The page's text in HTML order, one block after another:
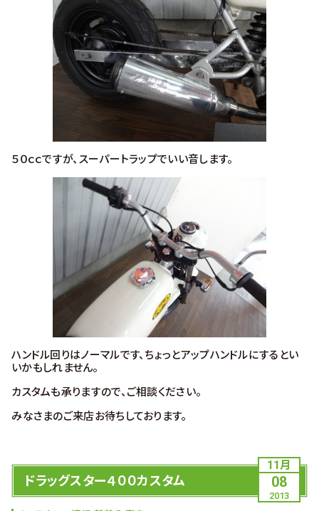
５０ｃｃですが、スーパートラップでいい音します。
ハンドル回りはノーマルです、ちょっとアップハンドルにするとい
いかもしれません。
カスタムも承りますので、ご相談ください。
みなさまのご来店お待ちしております。
11月
08
2013
ドラッグスター４００カスタム